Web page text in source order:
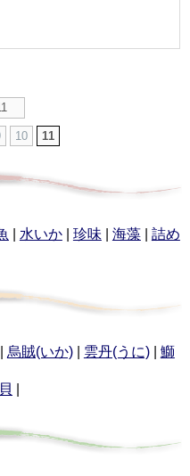
10 11
水いか| 珍味 海藻| 詰め
烏賊(いか)| 雲丹(うに)| 鰤